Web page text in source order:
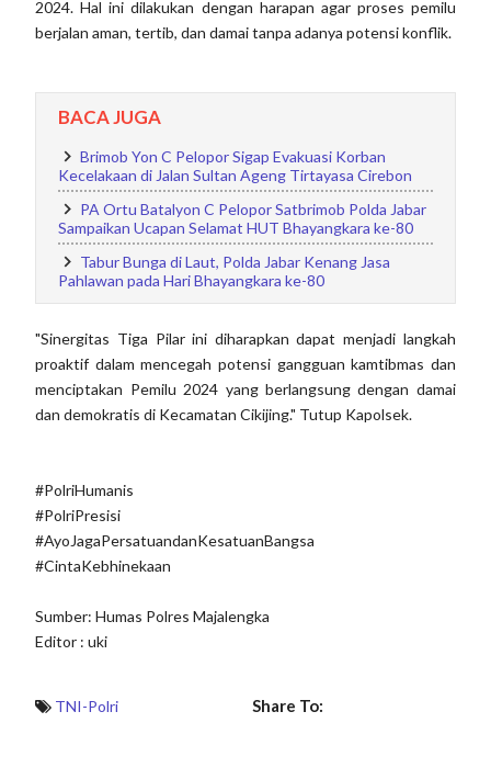
2024. Hal ini dilakukan dengan harapan agar proses pemilu
berjalan aman, tertib, dan damai tanpa adanya potensi konflik.
BACA JUGA
Brimob Yon C Pelopor Sigap Evakuasi Korban
Kecelakaan di Jalan Sultan Ageng Tirtayasa Cirebon
PA Ortu Batalyon C Pelopor Satbrimob Polda Jabar
Sampaikan Ucapan Selamat HUT Bhayangkara ke-80
Tabur Bunga di Laut, Polda Jabar Kenang Jasa
Pahlawan pada Hari Bhayangkara ke-80
"Sinergitas Tiga Pilar ini diharapkan dapat menjadi langkah
proaktif dalam mencegah potensi gangguan kamtibmas dan
menciptakan Pemilu 2024 yang berlangsung dengan damai
dan demokratis di Kecamatan Cikijing." Tutup Kapolsek.
#PolriHumanis
#PolriPresisi
#AyoJagaPersatuandanKesatuanBangsa
#CintaKebhinekaan
Sumber: Humas Polres Majalengka
Editor : uki
TNI-Polri Share To: